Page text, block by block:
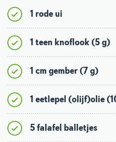
1 rode ui
1 teen knoflook (5 g)
1 cm gember (7 g)
1 eetlepel (olijf)olie
5 falafel balletjes